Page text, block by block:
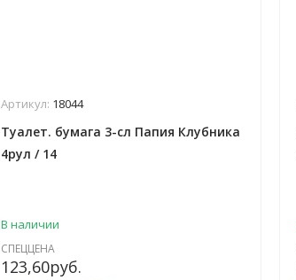
Артикул: 18044
Туалет. бумага 3-сл Папия Клубника
4рул / 14
В наличии
СПЕЦЦЕНА
123,60руб.